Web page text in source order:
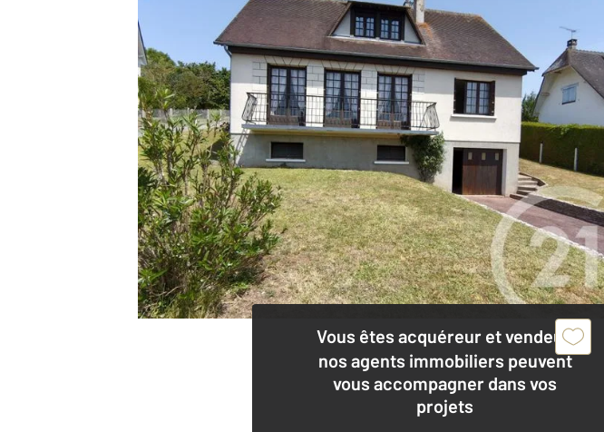
Vous êtes acquéreur et vendeur,
nos agents immobiliers peuvent
vous accompagner dans vos
projets